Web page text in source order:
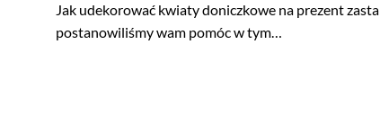
Jak udekorować kwiaty doniczkowe na prezent
postanowiliśmy wam pomóc w tym…